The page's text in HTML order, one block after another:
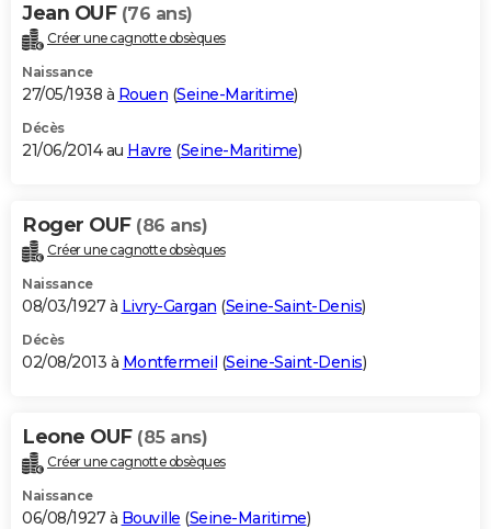
Jean OUF (76 ans)
Créer une cagnotte obsèques
Naissance
27/05/1938 à Rouen (Seine-Maritime)
Décès
21/06/2014 au Havre (Seine-Maritime)
Roger OUF (86 ans)
Créer une cagnotte obsèques
Naissance
08/03/1927 à Livry-Gargan (Seine-Saint-Denis)
Décès
02/08/2013 à Montfermeil (Seine-Saint-Denis)
Leone OUF (85 ans)
Créer une cagnotte obsèques
Naissance
06/08/1927 à Bouville (Seine-Maritime)